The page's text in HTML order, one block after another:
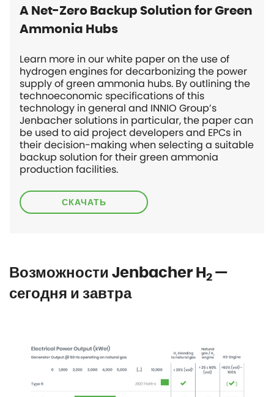
A Net-Zero Backup Solution for Green
Ammonia Hubs
Learn more in our white paper on the use of
hydrogen engines for decarbonizing the power
supply of green ammonia hubs. By outlining the
technoeconomic specifications of this
technology in general and INNIO Group’s
Jenbacher solutions in particular, the paper can
be used to aid project developers and EPCs in
their decision-making when selecting a suitable
backup solution for their green ammonia
production facilities.
СКАЧАТЬ
Возможности Jenbacher H 2 —
сегодня и завтра